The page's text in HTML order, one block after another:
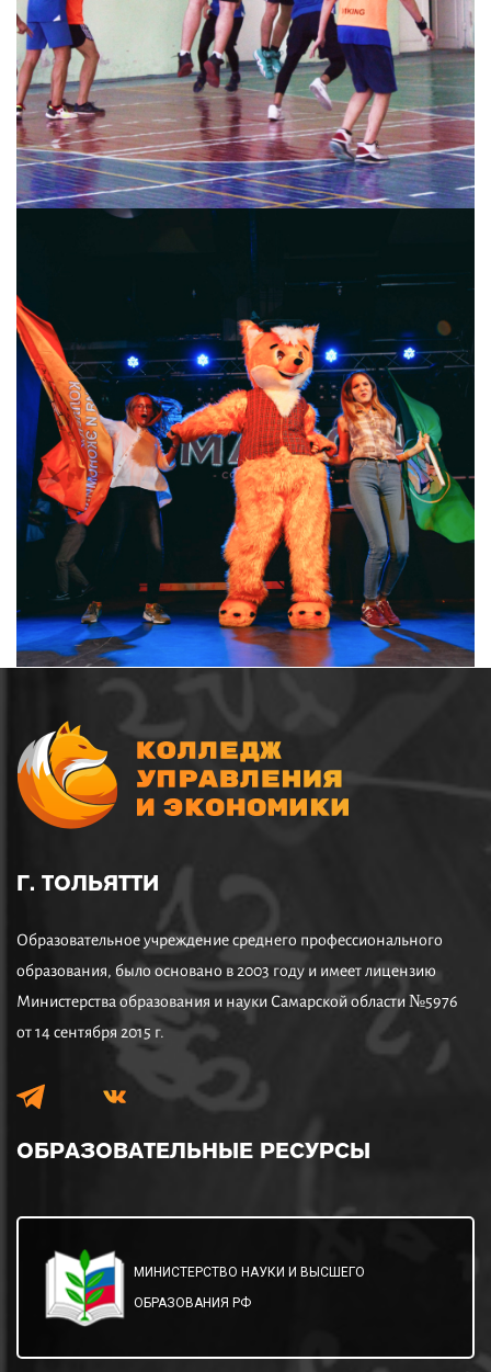
Г. ТОЛЬЯТТИ
Образовательное учреждение среднего профессионального
образования, было основано в 2003 году и имеет лицензию
Министерства образования и науки Самарской области №5976
от 14 сентября 2015 г.
ОБРАЗОВАТЕЛЬНЫЕ РЕСУРСЫ
МИНИСТЕРСТВО НАУКИ И ВЫСШЕГО
ОБРАЗОВАНИЯ РФ